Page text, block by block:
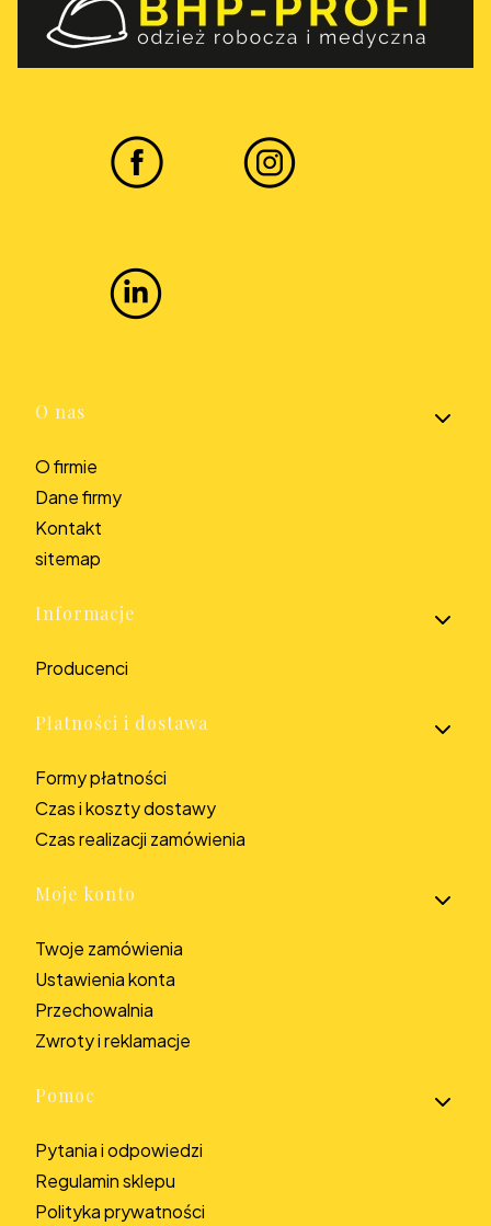
Linki w stopce
O nas
O firmie
Dane firmy
Kontakt
sitemap
Informacje
Producenci
Płatności i dostawa
Formy płatności
Czas i koszty dostawy
Czas realizacji zamówienia
Moje konto
Twoje zamówienia
Ustawienia konta
Przechowalnia
Zwroty i reklamacje
Pomoc
Pytania i odpowiedzi
Regulamin sklepu
Polityka prywatności